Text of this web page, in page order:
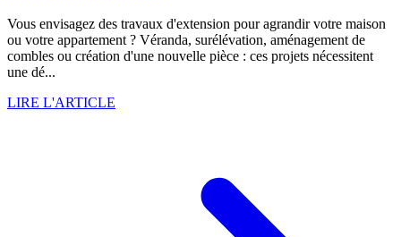
Vous envisagez des travaux d'extension pour agrandir votre maison
ou votre appartement ? Véranda, surélévation, aménagement de
combles ou création d'une nouvelle pièce : ces projets nécessitent
une dé...
LIRE L'ARTICLE